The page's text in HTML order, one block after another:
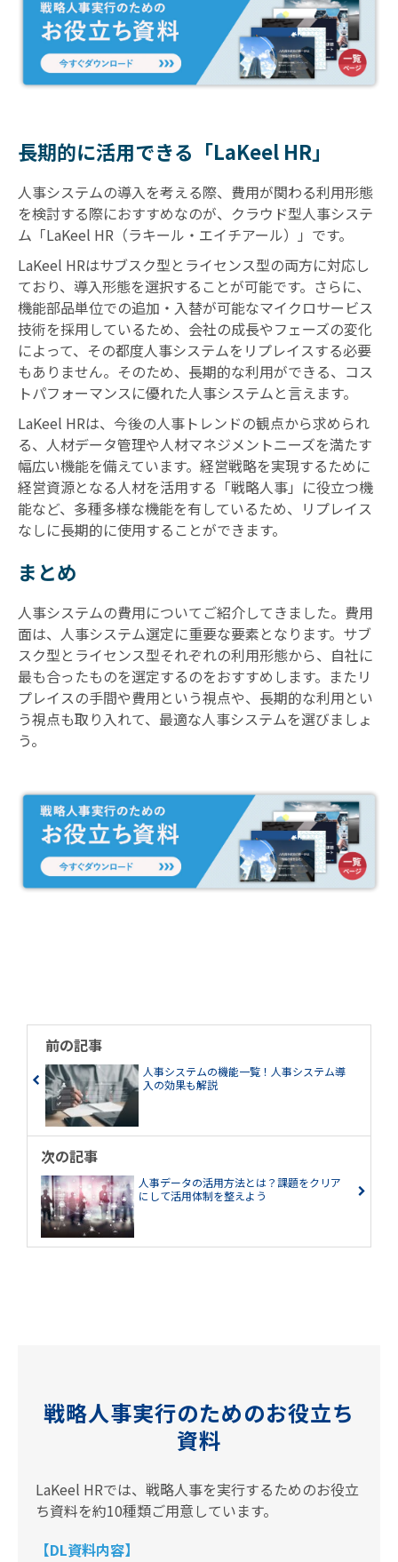
長期的に活用できる「LaKeel HR」
人事システムの導入を考える際、費用が関わる利用形態
を検討する際におすすめなのが、クラウド型人事システ
ム「LaKeel HR（ラキール・エイチアール）」です。
LaKeel HRはサブスク型とライセンス型の両方に対応し
ており、導入形態を選択することが可能です。さらに、
機能部品単位での追加・入替が可能なマイクロサービス
技術を採用しているため、会社の成長やフェーズの変化
によって、その都度人事システムをリプレイスする必要
もありません。そのため、長期的な利用ができる、コス
トパフォーマンスに優れた人事システムと言えます。
LaKeel HRは、今後の人事トレンドの観点から求められ
る、人材データ管理や人材マネジメントニーズを満たす
幅広い機能を備えています。経営戦略を実現するために
経営資源となる人材を活用する「戦略人事」に役立つ機
能など、多種多様な機能を有しているため、リプレイス
なしに長期的に使用することができます。
まとめ
人事システムの費用についてご紹介してきました。費用
面は、人事システム選定に重要な要素となります。サブ
スク型とライセンス型それぞれの利用形態から、自社に
最も合ったものを選定するのをおすすめします。またリ
プレイスの手間や費用という視点や、長期的な利用とい
う視点も取り入れて、最適な人事システムを選びましょ
う。
前の記事
人事システムの機能一覧！人事システム導
入の効果も解説
次の記事
人事データの活用方法とは？課題をクリア
にして活用体制を整えよう
戦略人事実行のためのお役立ち
資料
LaKeel HRでは、戦略人事を実行するためのお役立
ち資料を約10種類ご用意しています。
【DL資料内容】